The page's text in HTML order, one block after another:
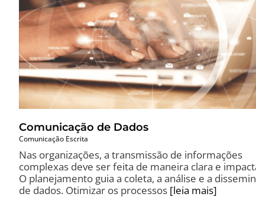
Comunicação de Dados
Comunicação Escrita
Nas organizações, a transmissão de informações
complexas deve ser feita de maneira clara e
O planejamento guia a coleta, a análise e a
de dados. Otimizar os processos [leia mais]